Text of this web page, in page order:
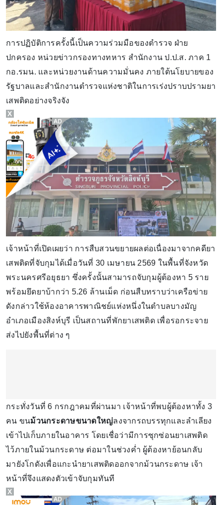
การปฏิบัติการครั้งนี้เป็นความร่วมมือของตำรวจ ฝ่าย
ปกครอง หน่วยข่าวกรองทางทหาร สำนักงาน ป.ป.ส. ภาค 1
กอ.รมน. และหน่วยงานด้านความมั่นคง ภายใต้นโยบายของ
รัฐบาลและสำนักงานตำรวจแห่งชาติในการเร่งปราบปรามยา
เสพติดอย่างจริงจัง
เจ้าหน้าที่เปิดเผยว่า การสืบสวนขยายผลต่อเนื่องมาจากคดียา
เสพติดที่จับกุมได้เมื่อวันที่ 30 เมษายน 2569 ในพื้นที่จังหวัด
พระนครศรีอยุธยา ซึ่งครั้งนั้นสามารถจับกุมผู้ต้องหา 5 ราย
พร้อมยึดยาบ้ากว่า 5.26 ล้านเม็ด ก่อนสืบทราบว่าเครือข่าย
ดังกล่าวใช้ห้องอาคารพาณิชย์แห่งหนึ่งในตำบลบางมัญ
อำเภอเมืองสิงห์บุรี เป็นสถานที่พักยาเสพติด เพื่อรอกระจาย
ส่งไปยังพื้นที่ต่าง ๆ
กระทั่งวันที่ 6 กรกฎาคมที่ผ่านมา เจ้าหน้าที่พบผู้ต้องหาทั้ง 3
คน ขนม้วนกระดาษขนาดใหญ่ลงจากรถบรรทุกและลำเลียง
เข้าไปเก็บภายในอาคาร โดยเชื่อว่ามีการซุกซ่อนยาเสพติด
ไว้ภายในม้วนกระดาษ ต่อมาในช่วงค่ำ ผู้ต้องหาย้อนกลับ
มายังโกดังเพื่อแกะนำยาเสพติดออกจากม้วนกระดาษ เจ้า
หน้าที่จึงแสดงตัวเข้าจับกุมทันที
X
X